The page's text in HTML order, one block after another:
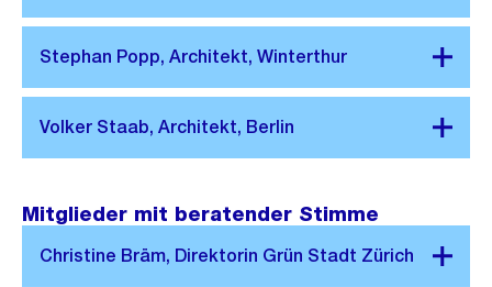
Mitglieder mit beratender Stimme